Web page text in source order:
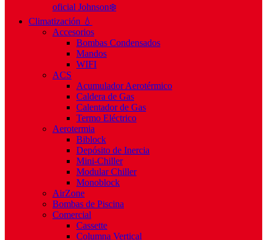
oficial Johnson❄️
Climatización 💧
Accesorios
Bombas Condensados
Mandos
WIFI
ACS
Acumulador Aerotérmico
Caldera de Gas
Calentador de Gas
Termo Eléctrico
Aerotermia
Biblock
Depósito de Inercia
Mini-Chiller
Modular Chiller
Monoblock
AirZone
Bombas de Piscina
Comercial
Cassette
Columna Vertical